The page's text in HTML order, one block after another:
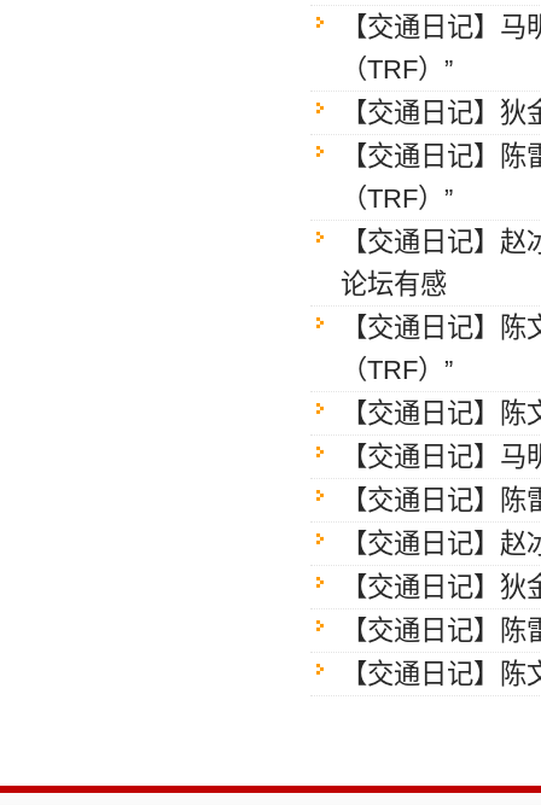
【交通日记】
（TRF）”
【交通日记】
【交通日记】
（TRF）”
【交通日记】
论坛有感
【交通日记】
（TRF）”
【交通日记】
【交通日记】
【交通日记】
【交通日记】
【交通日记】
【交通日记】
【交通日记】